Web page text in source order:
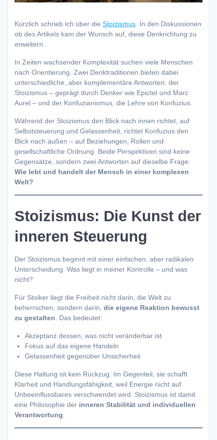
Kürzlich schrieb ich über die Stoizismus. In den Diskussionen
ob des Artikels kam der Wunsch auf, diese Denkrichtung zu
erweitern.
In Zeiten wachsender Komplexität suchen viele Menschen
nach Orientierung. Zwei Denktraditionen bieten dabei
unterschiedliche, aber komplementäre Antworten: der
Stoizismus – geprägt durch Denker wie Epictet und Marc
Aurel – und der Konfuzianismus, die Lehre von Konfuzius.
Während der Stoizismus den Blick nach innen richtet, auf
Selbststeuerung und Gelassenheit, richtet Konfuzius den
Blick nach außen – auf Beziehungen, Rollen und
gesellschaftliche Ordnung. Beide Perspektiven sind keine
Gegensätze, sondern zwei Antworten auf dieselbe Frage:
Wie lebt und handelt der Mensch in einer komplexen
Welt?
Stoizismus: Die Kunst der
inneren Steuerung
Der Stoizismus beginnt mit einer einfachen, aber radikalen
Unterscheidung: Was liegt in meiner Kontrolle – und was
nicht?
Für Stoiker liegt die Freiheit nicht darin, die Welt zu
beherrschen, sondern darin, die eigene Reaktion bewusst
zu gestalten. Das bedeutet:
Akzeptanz dessen, was nicht veränderbar ist
Fokus auf das eigene Handeln
Gelassenheit gegenüber Unsicherheit
Diese Haltung ist kein Rückzug. Im Gegenteil, sie schafft
Klarheit und Handlungsfähigkeit, weil Energie nicht auf
Unbeeinflussbares verschwendet wird. Stoizismus ist damit
eine Philosophie der inneren Stabilität und individuellen
Verantwortung.